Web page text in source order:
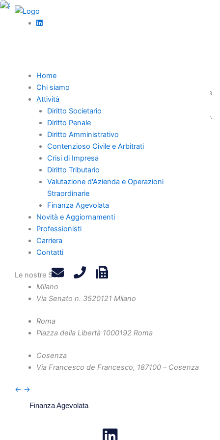
Vai
Home
Chi siamo
Attività
Diritto Societario
Diritto Penale
Diritto Amministrativo
Contenzioso Civile e Arbitrati
Crisi di Impresa
Diritto Tributario
Valutazione d'Azienda e Operazioni
Straordinarie
Finanza Agevolata
Novità e Aggiornamenti
Professionisti
Carriera
Contatti
Le nostre Sedi
Milano
Via Senato n. 3520121 Milano
Roma
Piazza della Libertà 1000192 Roma
Cosenza
Via Francesco de Francesco, 187100 – Cosenza
← →
Resto al Sud 2.0 spiegato in chiave professionale: requisiti,
procedura a sportello, voucher vs contributo, conto corrente
vincolato, rischi operativi e KPI per la sostenibilità a 12–36
mesi. Guida pratica per imprenditori, professionisti e banche.
Home
Chi Siamo
Professionisti
Novità e Aggiornamenti
Carriera
Contatti
Legals
Attività
Diritto Societario
Diritto Amministrativo
Crisi d'Impresa
Valutazione d'Azienda e Operazioni Straordinarie
Finanza Agevolata